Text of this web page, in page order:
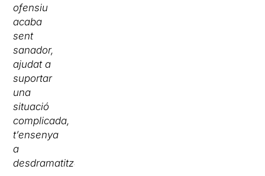
ofensiu
acaba
sent
sanador,
ajudat a
suportar
una
situació
complicada,
t’ensenya
a
desdramatitzar”.